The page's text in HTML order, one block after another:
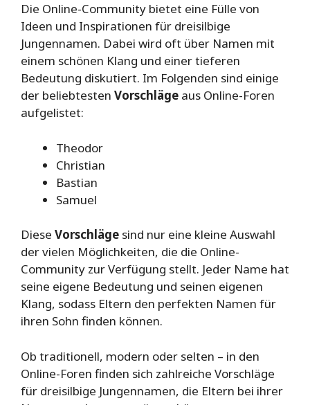
Die Online-Community bietet eine Fülle von
Ideen und Inspirationen für dreisilbige
Jungennamen. Dabei wird oft über Namen mit
einem schönen Klang und einer tieferen
Bedeutung diskutiert. Im Folgenden sind einige
der beliebtesten Vorschläge aus Online-Foren
aufgelistet:
Theodor
Christian
Bastian
Samuel
Diese Vorschläge sind nur eine kleine Auswahl
der vielen Möglichkeiten, die die Online-
Community zur Verfügung stellt. Jeder Name hat
seine eigene Bedeutung und seinen eigenen
Klang, sodass Eltern den perfekten Namen für
ihren Sohn finden können.
Ob traditionell, modern oder selten – in den
Online-Foren finden sich zahlreiche Vorschläge
für dreisilbige Jungennamen, die Eltern bei ihrer